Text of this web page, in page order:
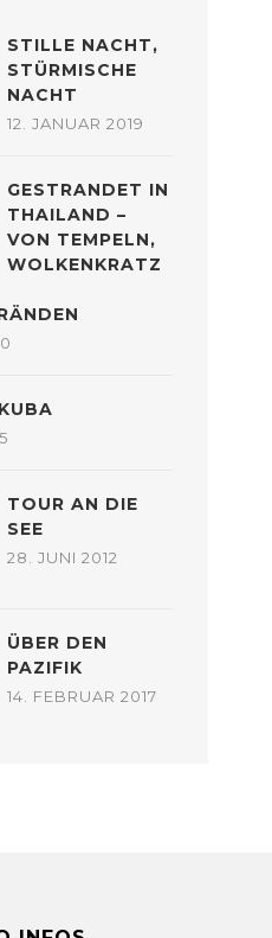
STILLE NACHT,
STÜRMISCHE
NACHT
12. JANUAR 2019
GESTRANDET IN
THAILAND –
VON TEMPELN,
WOLKENKRATZ
TOUR AN DIE
SEE
28. JUNI 2012
ÜBER DEN
PAZIFIK
14. FEBRUAR 2017